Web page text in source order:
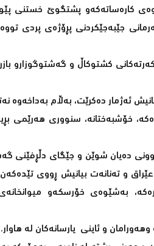
کارەساتەکەو پشتگوێ خستنی
جێبەجێکردنی پڕۆژەی پردی
کشتوکاڵ و گەشتوگوزارو
ئەژمار دەکرێت، بەڵام بەداخەوە
خۆشبەختانە، سنووری هەرێمی
دەیان شوێن و جێگای دڵڕفێنی
و تەنانەت بیانیش ڕووی
بەشێوەی خۆرسکەو
و ئاینی یارسانەکان لە هاوار.